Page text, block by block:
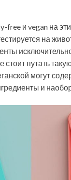
free и vegan на
на
путать
могут
и